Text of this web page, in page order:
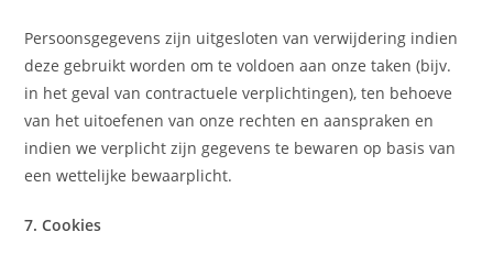
Persoonsgegevens zijn uitgesloten van verwijdering indien
deze gebruikt worden om te voldoen aan onze taken (bijv.
in het geval van contractuele verplichtingen), ten behoeve
van het uitoefenen van onze rechten en aanspraken en
indien we verplicht zijn gegevens te bewaren op basis van
een wettelijke bewaarplicht.
7. Cookies